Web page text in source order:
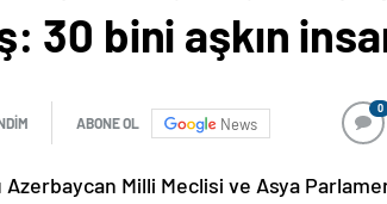
30 bini aşkın
ABONE OL News
0
Azerbaycan Milli Meclisi ve Asya